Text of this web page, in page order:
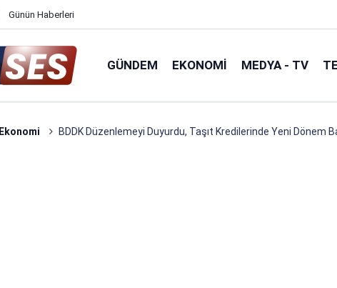
Günün Haberleri
GÜNDEM EKONOMI MEDYA - TV
Ekonomi BDDK Düzenlemeyi Duyurdu, Taşıt Kredilerinde Yeni Dönem